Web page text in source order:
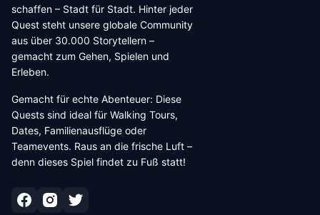
schaffen – Stadt für Stadt. Hinter jeder
Quest steht unsere globale Community
aus über 30.000 Storytellern –
gemacht zum Gehen, Spielen und
Erleben.
Gemacht für echte Abenteuer: Diese
Quests sind ideal für Walking Tours,
Dates, Familienausflüge oder
Teamevents. Raus an die frische Luft –
denn dieses Spiel findet zu Fuß statt!